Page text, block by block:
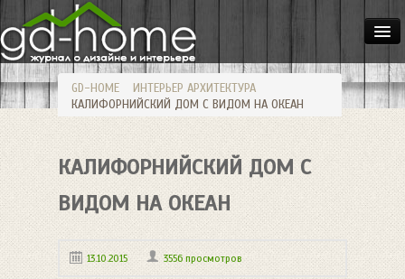
ДОМА
КВАРТИРЫ
ИНТЕРЬЕР
СТИЛИ
МЕБЕЛЬ
ОСВЕЩЕНИЕ
САД
GD-HOME ИНТЕРЬЕР АРХИТЕКТУРА
КАЛИФОРНИЙСКИЙ ДОМ С ВИДОМ НА ОКЕАН
КАЛИФОРНИЙСКИЙ ДОМ С
ВИДОМ НА ОКЕАН
13.10.2015 3556 просмотров